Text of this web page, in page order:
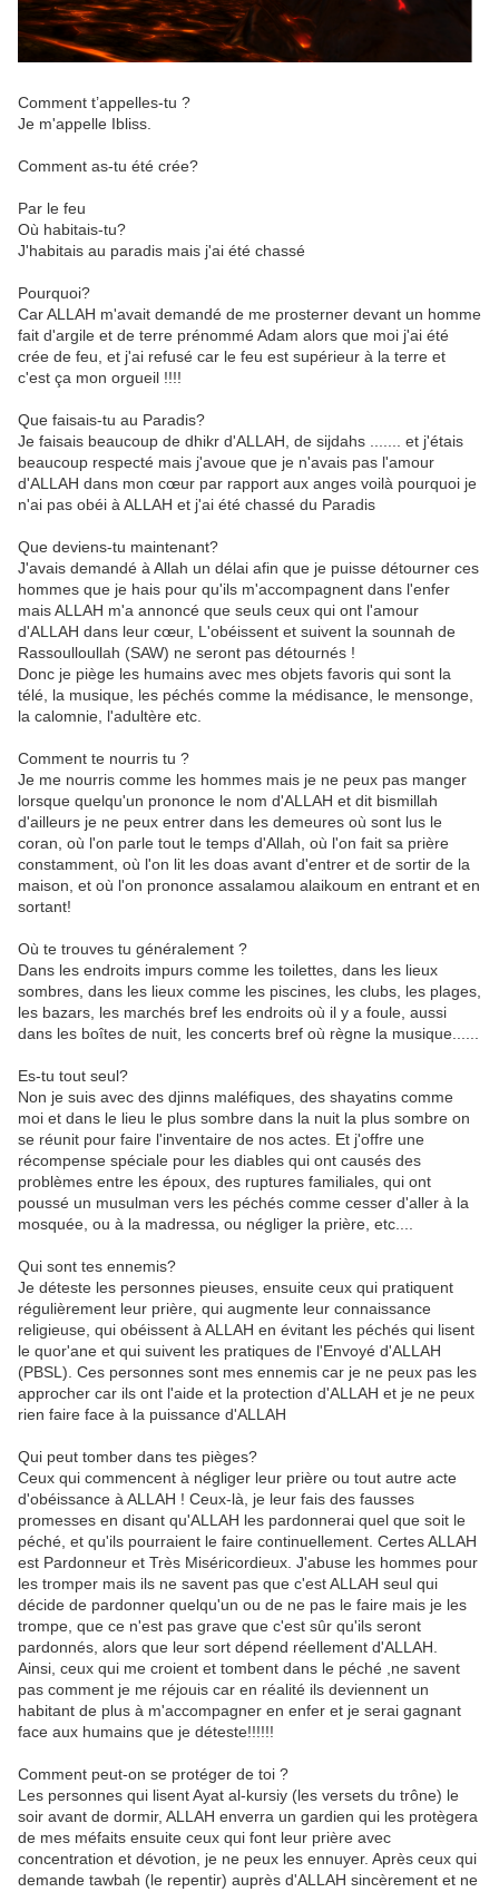
Comment t’appelles-tu ?
Je m'appelle Ibliss.
Comment as-tu été crée?
Par le feu
Où habitais-tu?
J'habitais au paradis mais j'ai été chassé
Pourquoi?
Car ALLAH m'avait demandé de me prosterner devant un homme
fait d'argile et de terre prénommé Adam alors que moi j'ai été
crée de feu, et j'ai refusé car le feu est supérieur à la terre et
c'est ça mon orgueil !!!!
Que faisais-tu au Paradis?
Je faisais beaucoup de dhikr d'ALLAH, de sijdahs ....... et j'étais
beaucoup respecté mais j'avoue que je n'avais pas l'amour
d'ALLAH dans mon cœur par rapport aux anges voilà pourquoi je
n'ai pas obéi à ALLAH et j'ai été chassé du Paradis
Que deviens-tu maintenant?
J'avais demandé à Allah un délai afin que je puisse détourner ces
hommes que je hais pour qu'ils m'accompagnent dans l'enfer
mais ALLAH m'a annoncé que seuls ceux qui ont l'amour
d'ALLAH dans leur cœur, L'obéissent et suivent la sounnah de
Rassoulloullah (SAW) ne seront pas détournés !
Donc je piège les humains avec mes objets favoris qui sont la
télé, la musique, les péchés comme la médisance, le mensonge,
la calomnie, l'adultère etc.
Comment te nourris tu ?
Je me nourris comme les hommes mais je ne peux pas manger
lorsque quelqu'un prononce le nom d'ALLAH et dit bismillah
d'ailleurs je ne peux entrer dans les demeures où sont lus le
coran, où l'on parle tout le temps d'Allah, où l'on fait sa prière
constamment, où l'on lit les doas avant d'entrer et de sortir de la
maison, et où l'on prononce assalamou alaikoum en entrant et en
sortant!
Où te trouves tu généralement ?
Dans les endroits impurs comme les toilettes, dans les lieux
sombres, dans les lieux comme les piscines, les clubs, les plages,
les bazars, les marchés bref les endroits où il y a foule, aussi
dans les boîtes de nuit, les concerts bref où règne la musique......
Es-tu tout seul?
Non je suis avec des djinns maléfiques, des shayatins comme
moi et dans le lieu le plus sombre dans la nuit la plus sombre on
se réunit pour faire l'inventaire de nos actes. Et j'offre une
récompense spéciale pour les diables qui ont causés des
problèmes entre les époux, des ruptures familiales, qui ont
poussé un musulman vers les péchés comme cesser d'aller à la
mosquée, ou à la madressa, ou négliger la prière, etc....
Qui sont tes ennemis?
Je déteste les personnes pieuses, ensuite ceux qui pratiquent
régulièrement leur prière, qui augmente leur connaissance
religieuse, qui obéissent à ALLAH en évitant les péchés qui lisent
le quor'ane et qui suivent les pratiques de l'Envoyé d'ALLAH
(PBSL). Ces personnes sont mes ennemis car je ne peux pas les
approcher car ils ont l'aide et la protection d'ALLAH et je ne peux
rien faire face à la puissance d'ALLAH
Qui peut tomber dans tes pièges?
Ceux qui commencent à négliger leur prière ou tout autre acte
d'obéissance à ALLAH ! Ceux-là, je leur fais des fausses
promesses en disant qu'ALLAH les pardonnerai quel que soit le
péché, et qu'ils pourraient le faire continuellement. Certes ALLAH
est Pardonneur et Très Miséricordieux. J'abuse les hommes pour
les tromper mais ils ne savent pas que c'est ALLAH seul qui
décide de pardonner quelqu'un ou de ne pas le faire mais je les
trompe, que ce n'est pas grave que c'est sûr qu'ils seront
pardonnés, alors que leur sort dépend réellement d'ALLAH.
Ainsi, ceux qui me croient et tombent dans le péché ,ne savent
pas comment je me réjouis car en réalité ils deviennent un
habitant de plus à m'accompagner en enfer et je serai gagnant
face aux humains que je déteste!!!!!!
Comment peut-on se protéger de toi ?
Les personnes qui lisent Ayat al-kursiy (les versets du trône) le
soir avant de dormir, ALLAH enverra un gardien qui les protègera
de mes méfaits ensuite ceux qui font leur prière avec
concentration et dévotion, je ne peux les ennuyer. Après ceux qui
demande tawbah (le repentir) auprès d'ALLAH sincèrement et ne